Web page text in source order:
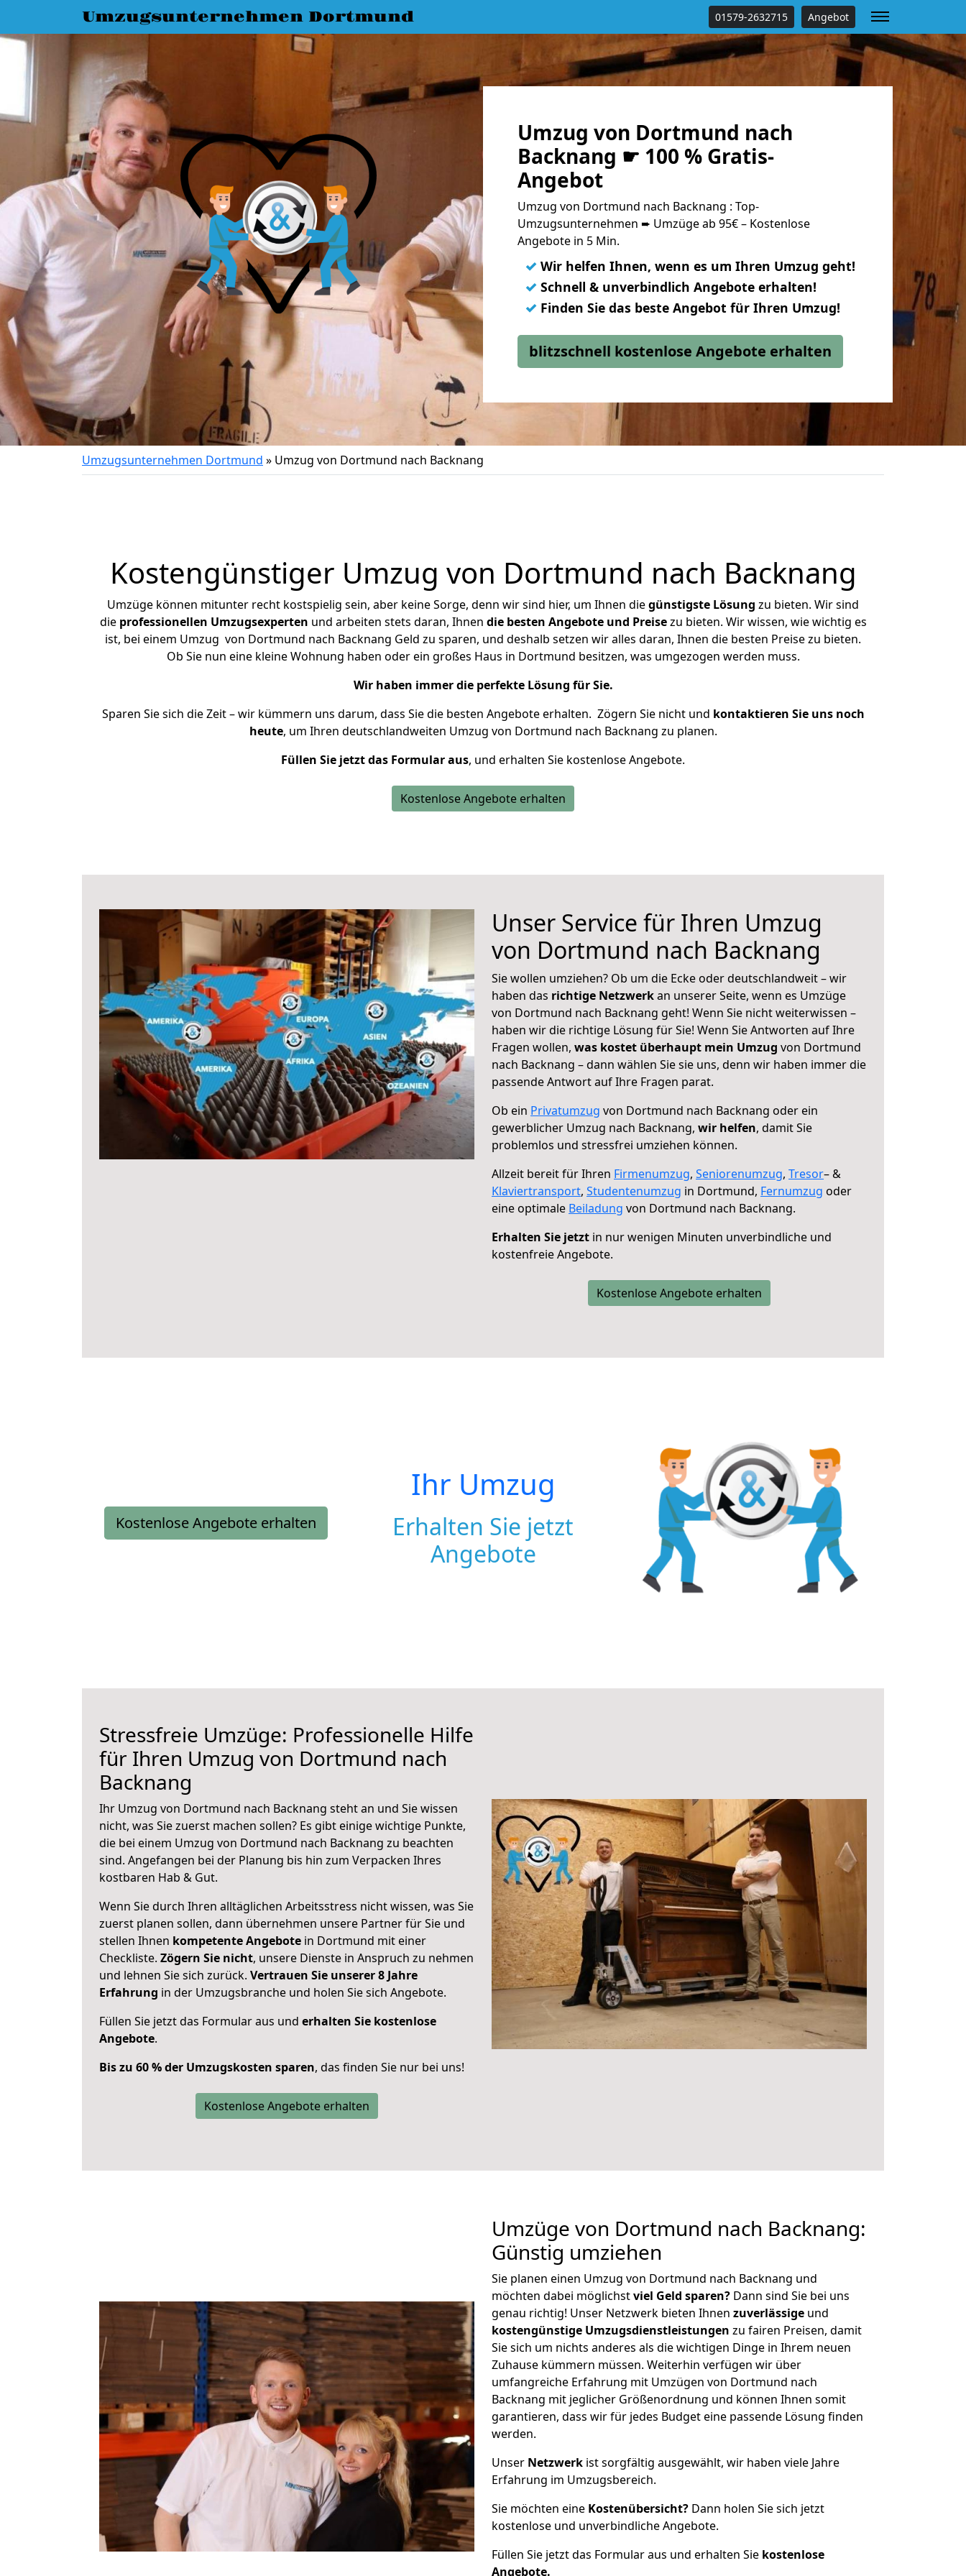
Umzugsunternehmen Dortmund 01579-2632715 Angebot
Umzug von Dortmund nach
Backnang ☛ 100 % Gratis-
Angebot
Umzug von Dortmund nach Backnang : Top-
Umzugsunternehmen ➨ Umzüge ab 95€ – Kostenlose
Angebote in 5 Min.
✓ Wir helfen Ihnen, wenn es um Ihren Umzug geht!
✓ Schnell & unverbindlich Angebote erhalten!
✓ Finden Sie das beste Angebot für Ihren Umzug!
blitzschnell kostenlose Angebote erhalten
Umzugsunternehmen Dortmund » Umzug von Dortmund nach Backnang
Kostengünstiger Umzug von Dortmund nach Backnang
Umzüge können mitunter recht kostspielig sein, aber keine Sorge, denn wir sind hier, um Ihnen diegünstigste Lösung zu bieten. Wir sind
die professionellen Umzugsexperten und arbeiten stets daran, Ihnen die besten Angebote und Preisezu bieten. Wir wissen, wie wichtig es
ist, bei einem Umzug von Dortmund nach Backnang Geld zu sparen, und deshalb setzen wir alles daran, Ihnen die besten Preise zu bieten.
Ob Sie nun eine kleine Wohnung haben oder ein großes Haus in Dortmund besitzen, was umgezogen werden muss.
Wir haben immer die perfekte Lösung für Sie.
Sparen Sie sich die Zeit – wir kümmern uns darum, dass Sie die besten Angebote erhalten. Zögern Sie nicht und kontaktieren Sie uns noch
heute, um Ihren deutschlandweiten Umzug von Dortmund nach Backnang zu planen.
Füllen Sie jetzt das Formular aus, und erhalten Sie kostenlose Angebote.
Kostenlose Angebote erhalten
Unser Service für Ihren Umzug
von Dortmund nach Backnang
Sie wollen umziehen? Ob um die Ecke oder deutschlandweit – wir
haben das richtige Netzwerkan unserer Seite, wenn es Umzüge
von Dortmund nach Backnang geht! Wenn Sie nicht weiterwissen –
haben wir die richtige Lösung für Sie! Wenn Sie Antworten auf Ihre
Fragen wollen, was kostet überhaupt mein Umzug von Dortmund
nach Backnang – dann wählen Sie sie uns, denn wir haben immer die
passende Antwort auf Ihre Fragen parat.
Ob ein Privatumzug von Dortmund nach Backnang oder ein
gewerblicher Umzug nach Backnang, wir helfen, damit Sie
problemlos und stressfrei umziehen können.
Allzeit bereit für Ihren Firmenumzug, Seniorenumzug, Tresor– &
Klaviertransport, Studentenumzug in Dortmund, Fernumzug oder
eine optimale Beiladung von Dortmund nach Backnang.
Erhalten Sie jetzt in nur wenigen Minuten unverbindliche und
kostenfreie Angebote.
Kostenlose Angebote erhalten
Kostenlose Angebote erhalten
Ihr Umzug
Erhalten Sie jetzt
Angebote
Stressfreie Umzüge: Professionelle Hilfe
für Ihren Umzug von Dortmund nach
Backnang
Ihr Umzug von Dortmund nach Backnang steht an und Sie wissen
nicht, was Sie zuerst machen sollen? Es gibt einige wichtige Punkte,
die bei einem Umzug von Dortmund nach Backnang zu beachten
sind. Angefangen bei der Planung bis hin zum Verpacken Ihres
kostbaren Hab & Gut.
Wenn Sie durch Ihren alltäglichen Arbeitsstress nicht wissen, was Sie
zuerst planen sollen, dann übernehmen unsere Partner für Sie und
stellen Ihnen kompetente Angebote in Dortmund mit einer
Checkliste. Zögern Sie nicht, unsere Dienste in Anspruch zu nehmen
und lehnen Sie sich zurück. Vertrauen Sie unserer 8 Jahre
Erfahrung in der Umzugsbranche und holen Sie sich Angebote.
Füllen Sie jetzt das Formular aus und erhalten Sie kostenlose
Angebote.
Bis zu 60 % der Umzugskosten sparen, das finden Sie nur bei uns!
Kostenlose Angebote erhalten
Umzüge von Dortmund nach Backnang:
Günstig umziehen
Sie planen einen Umzug von Dortmund nach Backnang und
möchten dabei möglichstviel Geld sparen? Dann sind Sie bei uns
genau richtig! Unser Netzwerk bieten Ihnen zuverlässige und
kostengünstige Umzugsdienstleistungen zu fairen Preisen, damit
Sie sich um nichts anderes als die wichtigen Dinge in Ihrem neuen
Zuhause kümmern müssen. Weiterhin verfügen wir über
umfangreiche Erfahrung mit Umzügen von Dortmund nach
Backnang mit jeglicher Größenordnung und können Ihnen somit
garantieren, dass wir für jedes Budget eine passende Lösung finden
werden.
Unser Netzwerk ist sorgfältig ausgewählt, wir haben viele Jahre
Erfahrung im Umzugsbereich.
Sie möchten eine Kostenübersicht? Dann holen Sie sich jetzt
kostenlose und unverbindliche Angebote.
Füllen Sie jetzt das Formular aus und erhalten Sie kostenlose
Angebote.